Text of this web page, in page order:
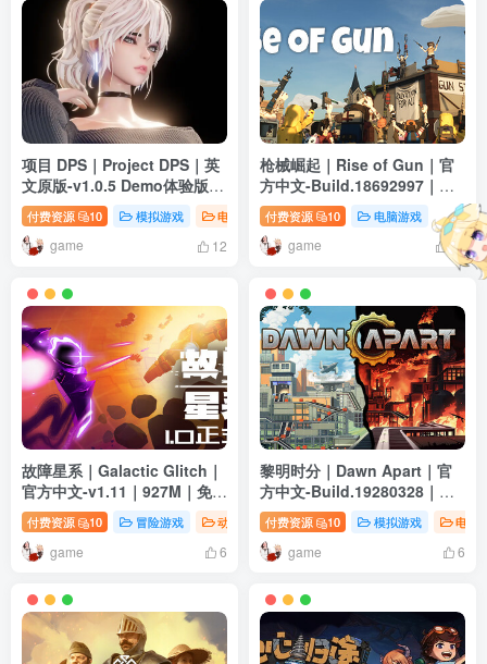
项目 DPS｜Project DPS｜英
文原版-v1.0.5 Demo体验版｜
5.37G｜免安装
付费资源 10 模拟游戏 电脑游戏
game 12
枪械崛起｜Rise of Gun｜官
方中文-Build.18692997｜
1.68G｜免安装
付费资源 10 电脑游戏
game 14
故障星系｜Galactic Glitch｜
官方中文-v1.11｜927M｜免安
装付费资源 10 冒险游戏 动作游戏 模拟游戏
game 6
黎明时分｜Dawn Apart｜官
方中文-Build.19280328｜
2.65G｜免安装
付费资源 10 模拟游戏 电脑
game 6